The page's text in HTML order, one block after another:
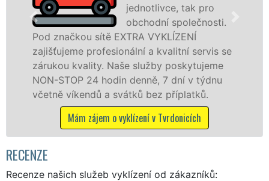
jednotlivce, tak pro
obchodní společnosti.
EXTRA VYKLÍZENÍ
a kvalitní servis se
služby poskytujeme
denně, 7 dní v týdnu
svátků bez příplatků.
o vyklízení v Tvrdonicích
v Tvrdonicích a
službu jak
osobám se
práce, a to NON-
Mám zájem o
RECENZE
Recenze našich služeb vyklízení od zákazníků: